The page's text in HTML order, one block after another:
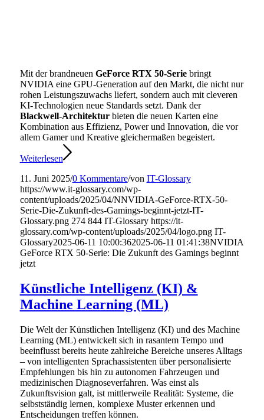
Mit der brandneuen GeForce RTX 50-Seriebringt
NVIDIA eine GPU-Generation auf den Markt, die nicht nur
rohen Leistungszuwachs liefert, sondern auch mit cleveren
KI-Technologien neue Standards setzt. Dank der
Blackwell-Architekturbieten die neuen Karten eine
Kombination aus Effizienz, Power und Innovation, die vor
allem Gamer und Kreative gleichermaßen begeistert.
Weiterlesen
11. Juni 2025/0 Kommentare/von IT-Glossary
https://www.it-glossary.com/wp-
content/uploads/2025/04/NNVIDIA-GeForce-RTX-50-
Serie-Die-Zukunft-des-Gamings-beginnt-jetzt-IT-
Glossary.png 274 844 IT-Glossary https://it-
glossary.com/wp-content/uploads/2025/04/logo.png IT-
Glossary2025-06-11 10:00:362025-06-11 01:41:38NVIDIA
GeForce RTX 50-Serie: Die Zukunft des Gamings beginnt
jetzt
Künstliche Intelligenz (KI) &
Machine Learning (ML)
Die Welt der Künstlichen Intelligenz (KI) und des Machine
Learning (ML) entwickelt sich in rasantem Tempo und
beeinflusst bereits heute zahlreiche Bereiche unseres Alltags
– von intelligenten Sprachassistenten über personalisierte
Empfehlungen bis hin zu autonomen Fahrzeugen und
medizinischen Diagnoseverfahren. Was einst als
Zukunftsvision galt, ist mittlerweile Realität: Systeme, die
selbstständig lernen, komplexe Muster erkennen und
Entscheidungen treffen können.